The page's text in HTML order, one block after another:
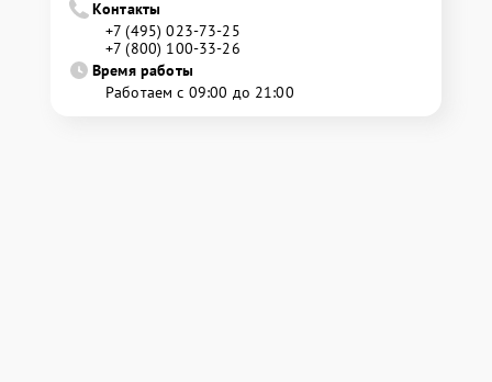
Контакты
+7 (495) 023-73-25
+7 (800) 100-33-26
Время работы
Работаем с 09:00 до 21:00